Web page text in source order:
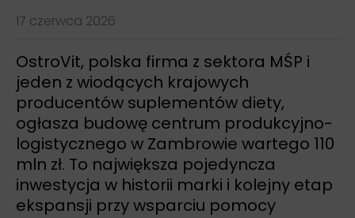
17 czerwca 2026
OstroVit, polska firma z sektora MŚP i
jeden z wiodących krajowych
producentów suplementów diety,
ogłasza budowę centrum produkcyjno-
logistycznego w Zambrowie wartego 110
mln zł. To największa pojedyncza
inwestycja w historii marki i kolejny etap
ekspansji przy wsparciu pomocy